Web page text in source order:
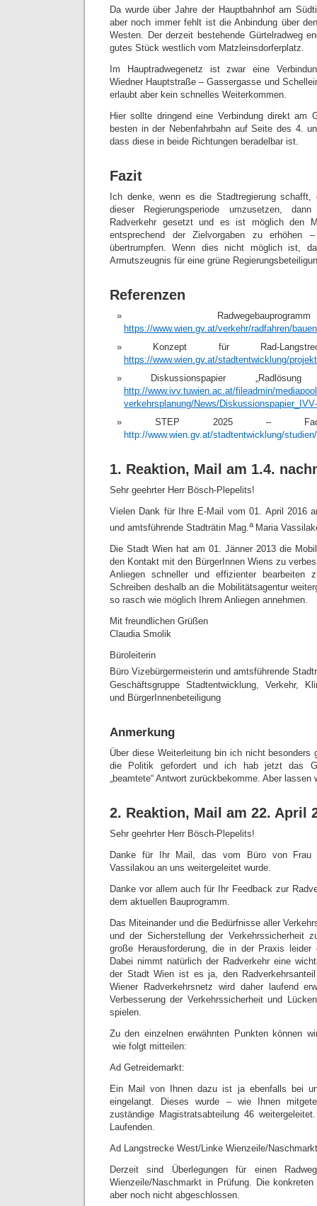
Da wurde über Jahre der Hauptbahnhof am
aber noch immer fehlt ist die Anbindung über
Westen. Der derzeit bestehende Gürtelradweg
gutes Stück westlich vom Matzleinsdorferplatz.
Im Hauptradwegenetz ist zwar eine
Wiedner Hauptstraße – Gassergasse und
erlaubt aber kein schnelles Weiterkommen.
Hier sollte dringend eine Verbindung direkt am
besten in der Nebenfahrbahn auf Seite des 4.
dass diese in beide Richtungen beradelbar ist.
Fazit
Ich denke, wenn es die Stadtregierung
dieser Regierungsperiode umzusetzen,
Radverkehr gesetzt und es ist möglich den
entsprechend der Zielvorgaben zu erhöhen
übertrumpfen. Wenn dies nicht möglich ist,
Armutszeugnis für eine grüne
Referenzen
https://www.wien.gv.at/verkehr/radfahren/bauen
Konzept für Rad-
https://www.wien.gv.at/stadtentwicklung/
Diskussionspapier
http://www.ivv.tuwien.ac.at/fileadmin/mediapool
verkehrsplanung/News/Diskussionspapier_ IVV
STEP 2025 –
http://www.wien.gv.at/stadtentwicklung/
1. Reaktion, Mail am 1.4.
Sehr geehrter Herr Bösch-Plepelits!
Vielen Dank für Ihre E-Mail vom 01. April 2016
und amtsführende Stadträtin Mag.a Maria
Die Stadt Wien hat am 01. Jänner 2013 die
den Kontakt mit den BürgerInnen Wiens zu
Anliegen schneller und effizienter bearbeiten
Schreiben deshalb an die Mobilitätsagentur
so rasch wie möglich Ihrem Anliegen annehmen.
Mit freundlichen Grüßen
Claudia Smolik
Büroleiterin
Büro Vizebürgermeisterin und amtsführende
Geschäftsgruppe Stadtentwicklung, Verkehr,
und BürgerInnenbeteiligung
Anmerkung
Über diese Weiterleitung bin ich nicht
die Politik gefordert und ich hab jetzt das
„beamtete“ Antwort zurückbekomme. Aber
2. Reaktion, Mail am 22. April
Sehr geehrter Herr Bösch-Plepelits!
Danke für Ihr Mail, das vom Büro von Frau
Vassilakou an uns weitergeleitet wurde.
Danke vor allem auch für Ihr Feedback zur
dem aktuellen Bauprogramm.
Das Miteinander und die Bedürfnisse aller
und der Sicherstellung der Verkehrssicherheit
große Herausforderung, die in der Praxis leider
Dabei nimmt natürlich der Radverkehr eine
der Stadt Wien ist es ja, den
Wiener Radverkehrsnetz wird daher laufend
Verbesserung der Verkehrssicherheit und
spielen.
Zu den einzelnen erwähnten Punkten können
wie folgt mitteilen:
Ad Getreidemarkt:
Ein Mail von Ihnen dazu ist ja ebenfalls bei
eingelangt. Dieses wurde – wie Ihnen
zuständige Magistratsabteilung 46
Laufenden.
Ad Langstrecke West/Linke Wienzeile/
Derzeit sind Überlegungen für einen
Wienzeile/Naschmarkt in Prüfung. Die
aber noch nicht abgeschlossen.